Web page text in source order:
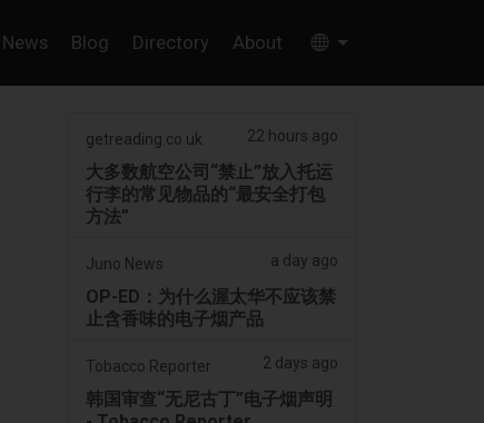
News Blog Directory About
getreading.co.uk 22 hours ago
大多数航空公司“禁止”放入托运
行李的常见物品的“最安全打包
方法”
Juno News a day ago
OP-ED：为什么渥太华不应该禁
止含香味的电子烟产品
Tobacco Reporter 2 days ago
韩国审查“无尼古丁”电子烟声明